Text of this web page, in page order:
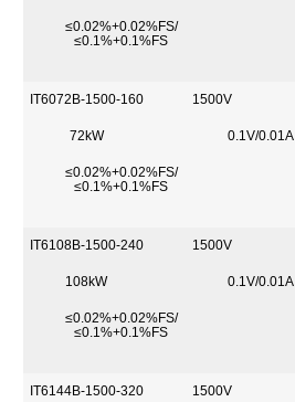
≤0.02%+0.02%FS/
≤0.1%+0.1%FS
IT6072B-1500-160 1500V
72kW 0.1V/0.01A
≤0.02%+0.02%FS/
≤0.1%+0.1%FS
IT6108B-1500-240 1500V
108kW 0.1V/0.01A
≤0.02%+0.02%FS/
≤0.1%+0.1%FS
IT6144B-1500-320 1500V